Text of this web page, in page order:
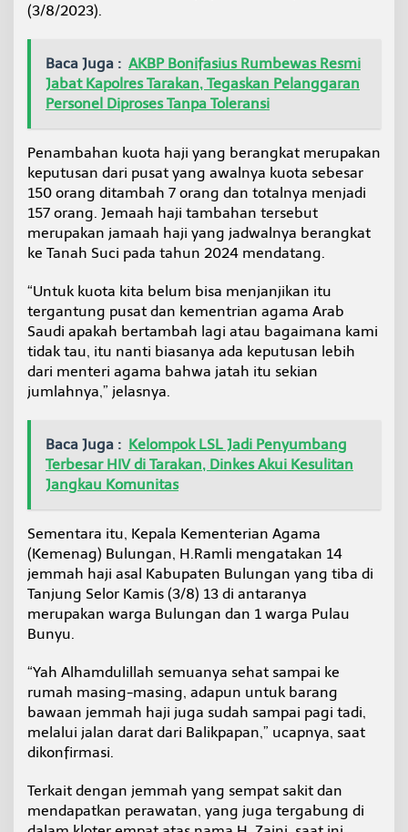
(3/8/2023).
Baca Juga : AKBP Bonifasius Rumbewas Resmi
Jabat Kapolres Tarakan, Tegaskan Pelanggaran
Personel Diproses Tanpa Toleransi
Penambahan kuota haji yang berangkat merupakan
keputusan dari pusat yang awalnya kuota sebesar
150 orang ditambah 7 orang dan totalnya menjadi
157 orang. Jemaah haji tambahan tersebut
merupakan jamaah haji yang jadwalnya berangkat
ke Tanah Suci pada tahun 2024 mendatang.
“Untuk kuota kita belum bisa menjanjikan itu
tergantung pusat dan kementrian agama Arab
Saudi apakah bertambah lagi atau bagaimana kami
tidak tau, itu nanti biasanya ada keputusan lebih
dari menteri agama bahwa jatah itu sekian
jumlahnya,” jelasnya.
Baca Juga : Kelompok LSL Jadi Penyumbang
Terbesar HIV di Tarakan, Dinkes Akui Kesulitan
Jangkau Komunitas
Sementara itu, Kepala Kementerian Agama
(Kemenag) Bulungan, H.Ramli mengatakan 14
jemmah haji asal Kabupaten Bulungan yang tiba di
Tanjung Selor Kamis (3/8) 13 di antaranya
merupakan warga Bulungan dan 1 warga Pulau
Bunyu.
“Yah Alhamdulillah semuanya sehat sampai ke
rumah masing-masing, adapun untuk barang
bawaan jemmah haji juga sudah sampai pagi tadi,
melalui jalan darat dari Balikpapan,” ucapnya, saat
dikonfirmasi.
Terkait dengan jemmah yang sempat sakit dan
mendapatkan perawatan, yang juga tergabung di